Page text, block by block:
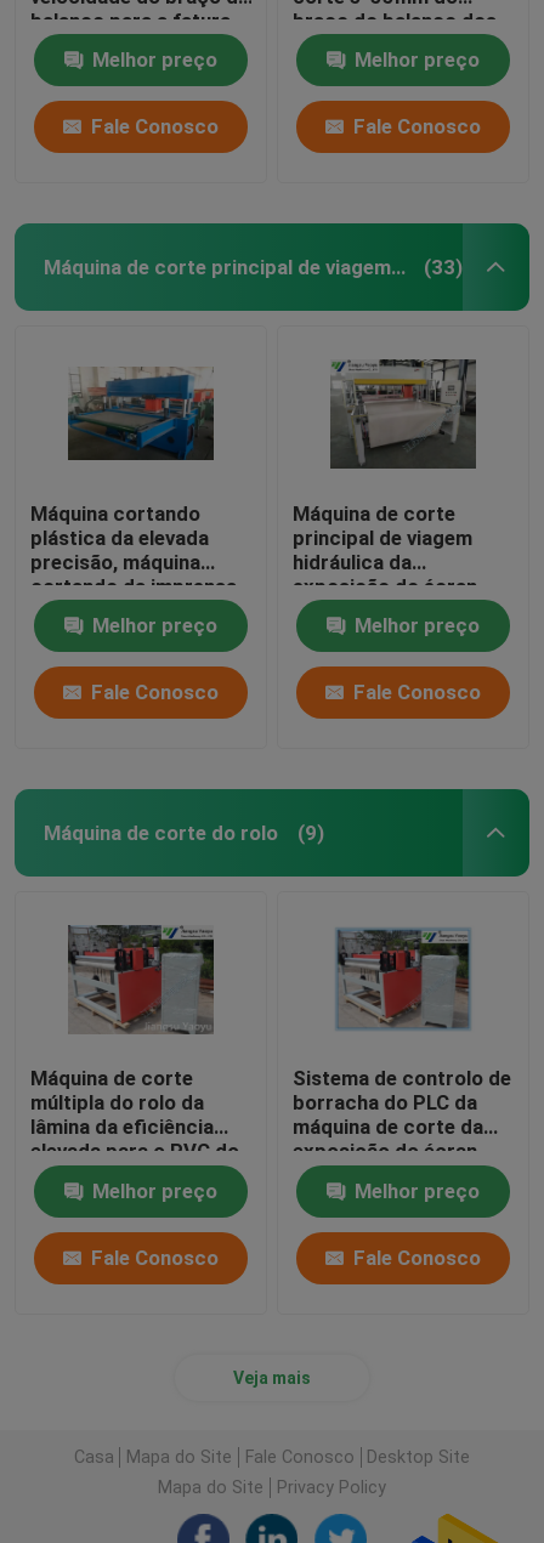
balanço para a fatura
da luva de couro
Melhor preço
Fale Conosco
braço do balanço dos
grupos de telefone
celularMelhor preço
Fale Conosco
Máquina de corte principal de viagem hidráulica (33)
Máquina cortando
plástica da elevada
precisão, máquina
cortando da imprensa
hidráulica
Melhor preço
Fale Conosco
Máquina de corte
principal de viagem
hidráulica da
exposição do écran
sensível para materiais
do
assoalho/brandamente
filme
Melhor preço
Fale Conosco
Máquina de corte do rolo (9)
Máquina de corte
múltipla do rolo da
lâmina da eficiência
elevada para o PVC do
couro genuíno
Melhor preço
Fale Conosco
Sistema de controlo de
borracha do PLC da
máquina de corte da
exposição do écran
sensível para o pano de
couro Melhor preço
Fale Conosco
Veja mais
Casa Mapa do Site Fale Conosco
Desktop Site
Mapa do Site
Privacy Policy